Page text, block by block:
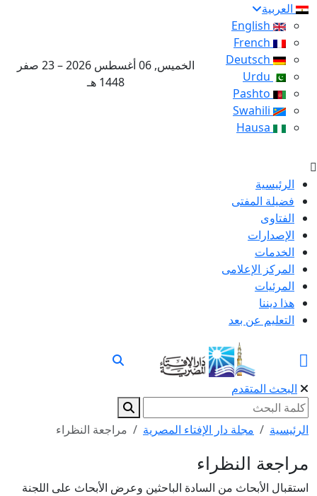
العربية
الخميس, 06 أغسطس 2026 – 23 صفر
1448 هـ
الرئيسية
فضيلة المفتى
الفتاوى
الإصدارات
الخدمات
المركز الإعلامى
المرئيات
هذا ديننا
التعليم عن بعد
البحث المتقدم
الرئيسية مجلة دار الإفتاء المصرية مراجعة النظراء
مراجعة النظراء
استقبال الأبحاث من السادة الباحثين وعرض الأبحاث على اللجنة